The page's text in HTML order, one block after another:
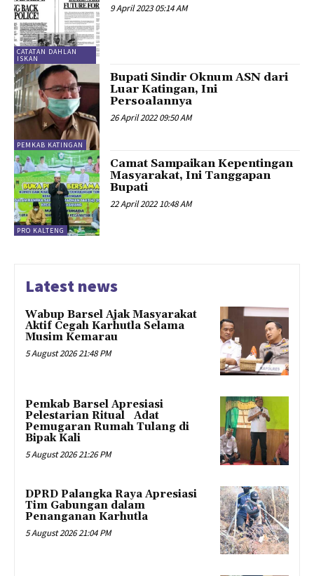
CATATAN DAHLAN
ISKAN
9 April 2023 05:14 AM
PEMKAB KATINGAN
Bupati Sindir Oknum ASN dari
Luar Katingan, Ini
Persoalannya
26 April 2022 09:50 AM
PRO KALTENG
Camat Sampaikan Kepentingan
Masyarakat, Ini Tanggapan
Bupati
22 April 2022 10:48 AM
Latest news
Wabup Barsel Ajak Masyarakat
Aktif Cegah Karhutla Selama
Musim Kemarau
5 August 2026 21:48 PM
Pemkab Barsel Apresiasi
Pelestarian Ritual Adat
Pemugaran Rumah Tulang di
Bipak Kali
5 August 2026 21:26 PM
DPRD Palangka Raya Apresiasi
Tim Gabungan dalam
Penanganan Karhutla
5 August 2026 21:04 PM